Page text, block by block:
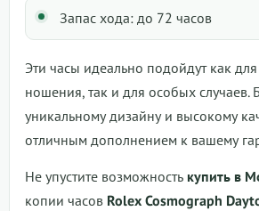
Запас хода: до 72 часов
Эти часы идеально подойдут как
ношения, так и для особых случаев.
уникальному дизайну и высокому
отличным дополнением к вашему
Не упустите возможность купить в
копии часов Rolex Cosmograph